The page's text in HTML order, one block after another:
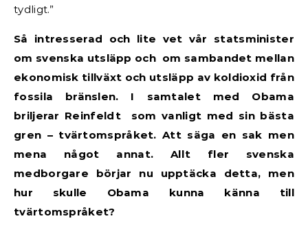
tydligt.”
Så intresserad och lite vet vår statsminister
om svenska utsläpp och om sambandet mellan
ekonomisk tillväxt och utsläpp av koldioxid från
fossila bränslen. I samtalet med Obama
briljerar Reinfeldt som vanligt med sin bästa
gren – tvärtomspråket. Att säga en sak men
mena något annat. Allt fler svenska
medborgare börjar nu upptäcka detta, men
hur skulle Obama kunna känna till
tvärtomspråket?